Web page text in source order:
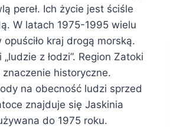
pereł. Ich życie jest ściśle
W latach 1975-1995 wielu
kraj drogą morską.
z łodzi”. Region Zatoki
historyczne.
na obecność ludzi sprzed
znajduje się Jaskinia
do 1975 roku.